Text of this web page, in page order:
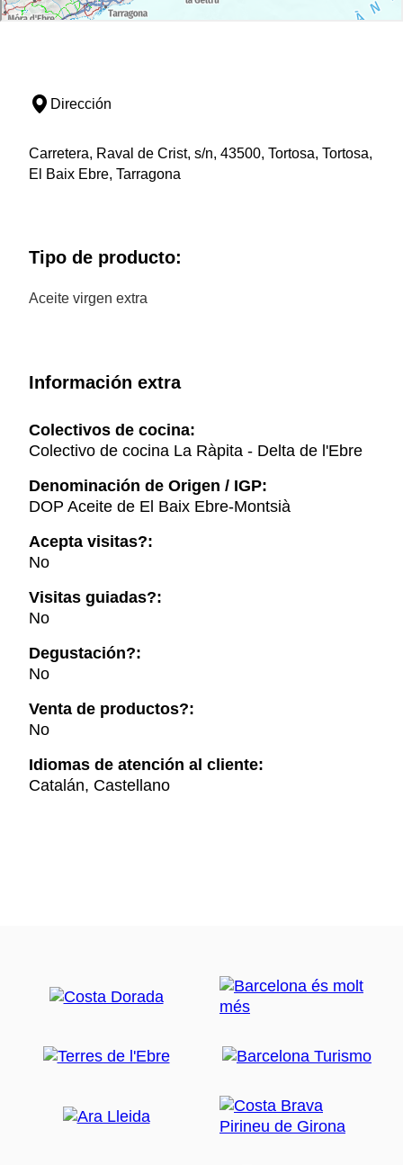
Dirección
Carretera, Raval de Crist, s/n, 43500, Tortosa, Tortosa,
El Baix Ebre, Tarragona
Tipo de producto:
Aceite virgen extra
Información extra
Colectivos de cocina:
Colectivo de cocina La Ràpita - Delta de l'Ebre
Denominación de Origen / IGP:
DOP Aceite de El Baix Ebre-Montsià
Acepta visitas?:
No
Visitas guiadas?:
No
Degustación?:
No
Venta de productos?:
No
Idiomas de atención al cliente:
Catalán, Castellano